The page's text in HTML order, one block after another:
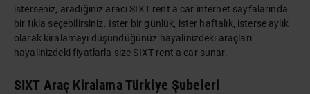
isterseniz, aradığınız aracı SIXT rent a car internet sayfalarında
bir tıkla seçebilirsiniz. İster bir günlük, ister haftalık, isterse aylık
olarak kiralamayı düşündüğünüz hayalinizdeki araçları
hayalinizdeki fiyatlarla size SIXT rent a car sunar.
SIXT Araç Kiralama Türkiye Şubeleri